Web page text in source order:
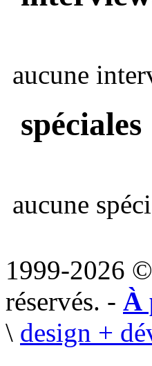
aucune
spéciales
aucune
1999-2026
réservés. - À
\ design +